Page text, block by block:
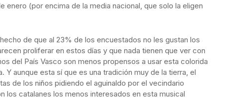
enero (por encima de la media nacional, que solo la eligen
de que al 23% de los encuestados no les gustan los
proliferar en estos días y que nada tienen que ver con
del País Vasco son menos propensos a usar esta colorida
Y aunque esta sí que es una tradición muy de la tierra, el
de los niños pidiendo el aguinaldo por el vecindario
los catalanes los menos interesados en esta musical